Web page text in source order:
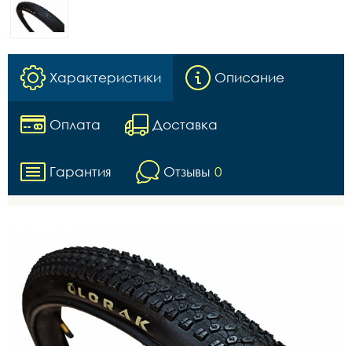
Характеристики Описание
Оплата Доставка
Гарантия Отзывы 0